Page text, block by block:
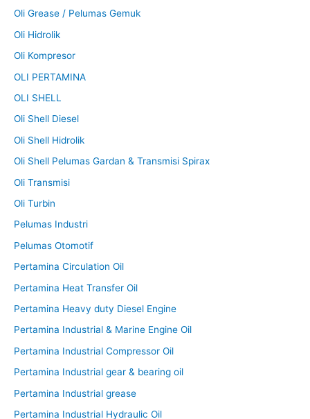
Oli Grease / Pelumas Gemuk
Oli Hidrolik
Oli Kompresor
OLI PERTAMINA
OLI SHELL
Oli Shell Diesel
Oli Shell Hidrolik
Oli Shell Pelumas Gardan & Transmisi Spirax
Oli Transmisi
Oli Turbin
Pelumas Industri
Pelumas Otomotif
Pertamina Circulation Oil
Pertamina Heat Transfer Oil
Pertamina Heavy duty Diesel Engine
Pertamina Industrial & Marine Engine Oil
Pertamina Industrial Compressor Oil
Pertamina Industrial gear & bearing oil
Pertamina Industrial grease
Pertamina Industrial Hydraulic Oil